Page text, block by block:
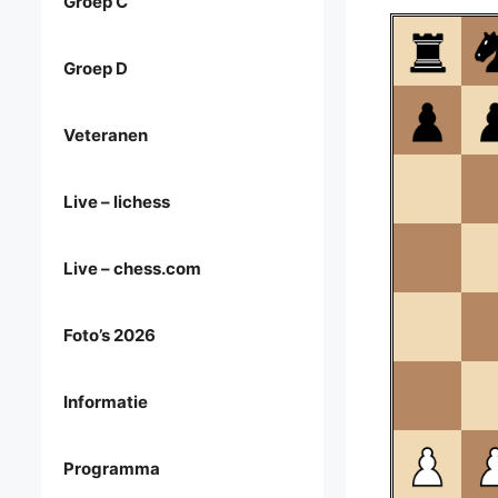
Groep D
Veteranen
Live – lichess
Live – chess.com
Foto’s 2026
Informatie
Programma